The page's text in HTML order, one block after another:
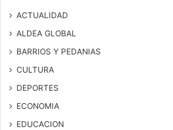
ACTUALIDAD
ALDEA GLOBAL
BARRIOS Y PEDANIAS
CULTURA
DEPORTES
ECONOMIA
EDUCACION